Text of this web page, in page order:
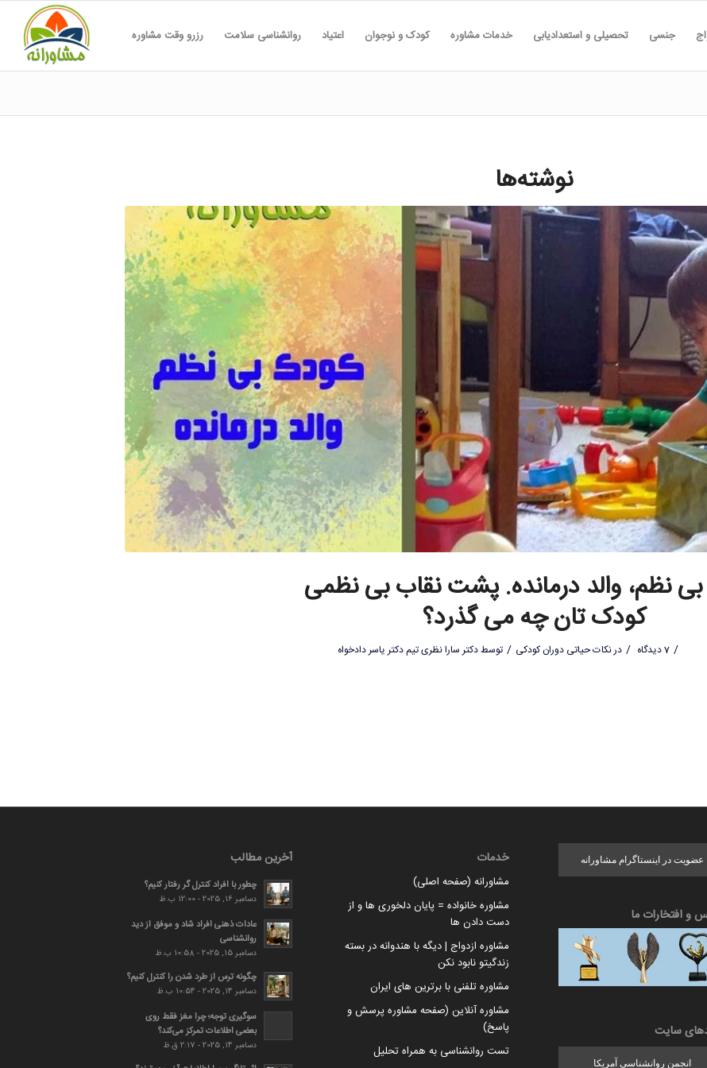
جنسی تحصیلی و استعدادیابی خدمات مشاوره کودک و نوجوان اعتیاد روانشناسی سلامت رزرو وقت مشاوره
نوشته‌ها
نظم، والد درمانده. پشت نقاب بی نظمی
کودک تان چه می گذرد؟
/ 7 دیدگاه / درنکات حیاتی دوران کودکی / توسطدکتر سارا نظری تیم دکتر یاسر دادخواه
عضویت در اینستاگرام مشاورانه
و افتخارات ما
سایت
انجمن روانشناسی آمریکا
خدمات
مشاورانه (صفحه اصلی)
مشاوره خانواده = پایان دلخوری ها و از
دست دادن ها
مشاوره ازدواج | دیگه با هندوانه در بسته
زندگیتو نابود نکن
مشاوره تلفنی با برترین های ایران
مشاوره آنلاین (صفحه مشاوره پرسش و
پاسخ)
تست روانشناسی به همراه تحلیل
آخرین مطالب
چطور با افراد کنترل گر رفتار کنیم؟
دسامبر 16, 2025 - 12:00 ب.ظ
عادات ذهنی افراد شاد و موفق از دید
روانشناسی
دسامبر 15, 2025 - 10:58 ب.ظ
چگونه ترس از طرد شدن را کنترل کنیم؟
دسامبر 14, 2025 - 10:54 ب.ظ
سوگیری توجه؛ چرا مغز فقط روی
بعضی اطلاعات تمرکز می‌کند؟
دسامبر 14, 2025 - 2:17 ق.ظ